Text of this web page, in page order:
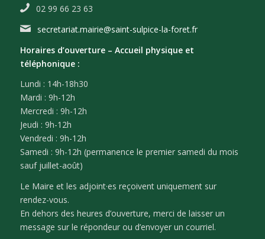
02 99 66 23 63
secretariat.mairie@saint-sulpice-la-foret.fr
Horaires d’ouverture – Accueil physique et
téléphonique :
Lundi : 14h-18h30
Mardi : 9h-12h
Mercredi : 9h-12h
Jeudi : 9h-12h
Vendredi : 9h-12h
Samedi : 9h-12h (permanence le premier samedi du mois
sauf juillet-août)
Le Maire et les adjoint·es reçoivent uniquement sur
rendez-vous.
En dehors des heures d’ouverture, merci de laisser un
message sur le répondeur ou d’envoyer un courriel.